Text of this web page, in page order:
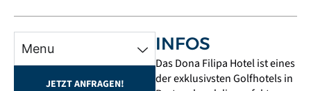
Menu
JETZT ANFRAGEN!
INFOS
Das Dona Filipa Hotel ist eines
der exklusivsten Golfhotels in